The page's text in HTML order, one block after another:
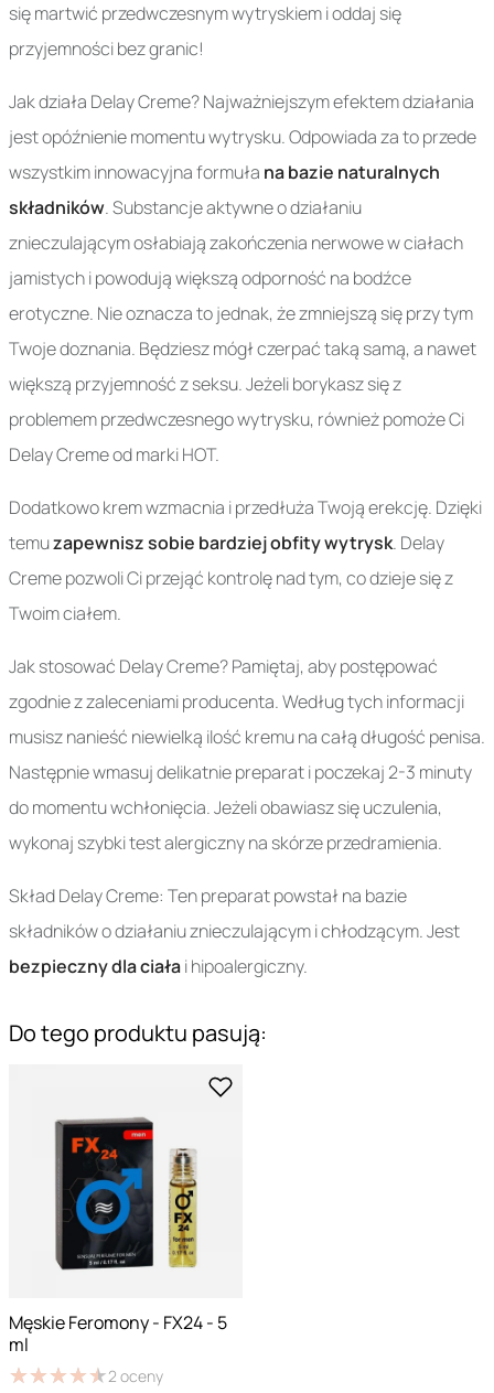
się martwić przedwczesnym wytryskiem i oddaj się
przyjemności bez granic!
Jak działa Delay Creme? Najważniejszym efektem działania
jest opóźnienie momentu wytrysku. Odpowiada za to przede
wszystkim innowacyjna formuła na bazie naturalnych
składników. Substancje aktywne o działaniu
znieczulającym osłabiają zakończenia nerwowe w ciałach
jamistych i powodują większą odporność na bodźce
erotyczne. Nie oznacza to jednak, że zmniejszą się przy tym
Twoje doznania. Będziesz mógł czerpać taką samą, a nawet
większą przyjemność z seksu. Jeżeli borykasz się z
problemem przedwczesnego wytrysku, również pomoże Ci
Delay Creme od marki HOT.
Dodatkowo krem wzmacnia i przedłuża Twoją erekcję. Dzięki
temuzapewnisz sobie bardziej obfity wytrysk. Delay
Creme pozwoli Ci przejąć kontrolę nad tym, co dzieje się z
Twoim ciałem.
Jak stosować Delay Creme? Pamiętaj, aby postępować
zgodnie z zaleceniami producenta. Według tych informacji
musisz nanieść niewielką ilość kremu na całą długość penisa.
Następnie wmasuj delikatnie preparat i poczekaj 2-3 minuty
do momentu wchłonięcia. Jeżeli obawiasz się uczulenia,
wykonaj szybki test alergiczny na skórze przedramienia.
Skład Delay Creme: Ten preparat powstał na bazie
składników o działaniu znieczulającym i chłodzącym. Jest
bezpieczny dla ciałai hipoalergiczny.
Do tego produktu pasują:
Męskie Feromony - FX24 - 5
ml
★★★★★
★★★★★2 oceny